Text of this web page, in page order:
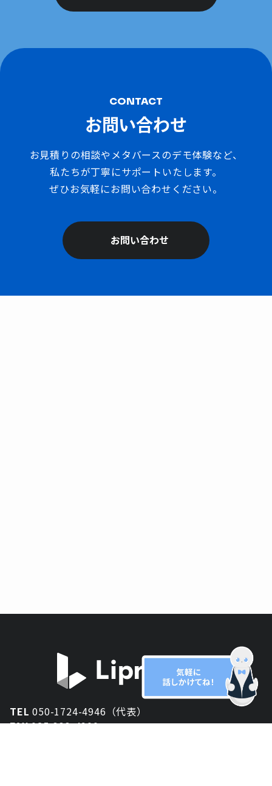
CONTACT
お問い合わせ
お見積りの相談やメタバースのデモ体験など、
私たちが丁寧にサポートいたします。
ぜひお気軽にお問い合わせください。
お問い合わせ
TEL050-1724-4946（代表）
FAX025-333-4900